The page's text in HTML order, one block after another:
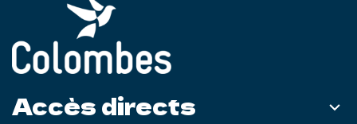
Accès directs